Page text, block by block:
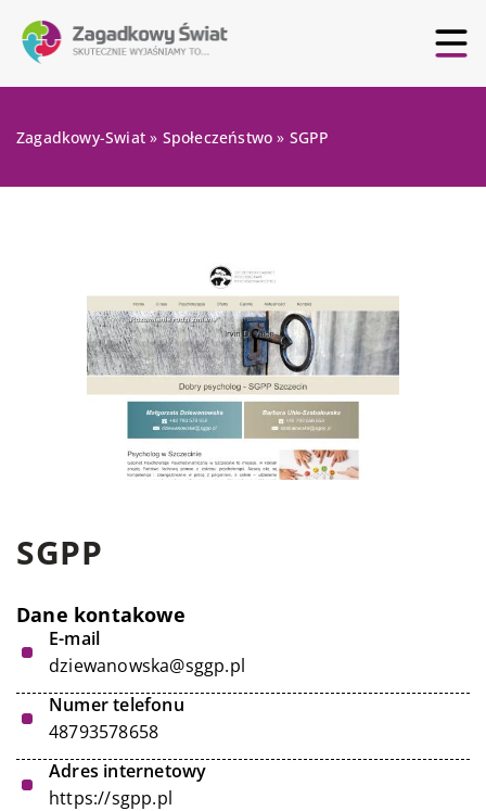
Zagadkowy-Swiat » Społeczeństwo » SGPP
SGPP
Dane kontakowe
E-mail
dziewanowska@sggp.pl
Numer telefonu
48793578658
Adres internetowy
https://sgpp.pl